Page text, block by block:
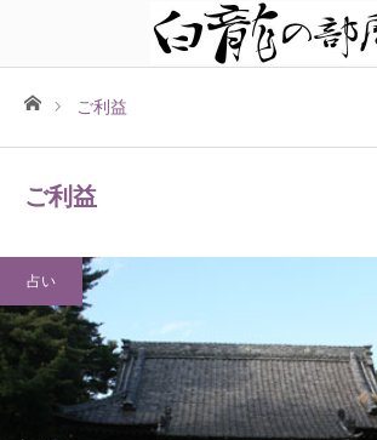
ホームご利益
ご利益
占い